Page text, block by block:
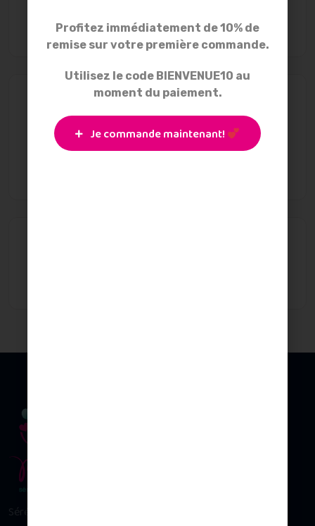
soutien durables
15 octobre 2025
allaitement
tire-lait
Sérénité & plaisir d’allaiter
Profitez immédiatement de 10% de
remise sur votre première commande.
Utilisez le code BIENVENUE10 au
moment du paiement.
Je commande maintenant!